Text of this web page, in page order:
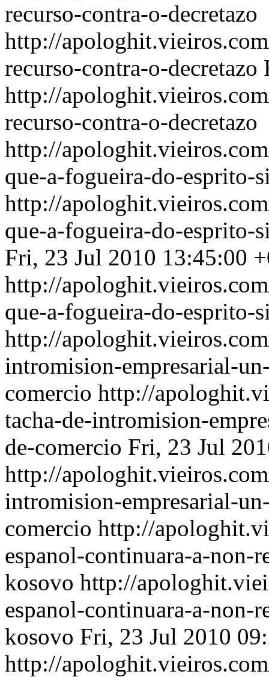
recurso-contra-o-decretazo
http://
recurso-contra-o-decretazo
http://
recurso-contra-o-decretazo
http://
que-a-fogueira-do-esprito-
http://
que-a-fogueira-do-esprito-
Fri, 23 Jul 2010 13:45:00
http://
que-a-fogueira-do-esprito-
http://
intromision-empresarial-
comercio http://
tacha-de-intromision-
de-comercio Fri, 23 Jul
http://
intromision-empresarial-
comercio http://
espanol-continuara-a-non-
kosovo http://
espanol-continuara-a-non-
kosovo Fri, 23 Jul 2010
http://